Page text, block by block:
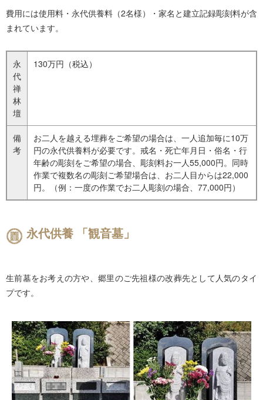
費用には使用料・永代供養料（2名様）・家名と建立記録彫刻料が含
まれています。
永
代
禅
林
壇
130万円 （税込）
備
考
お二人を越える埋葬をご希望の場合は、一人追加毎に10万
円の永代供養料が必要です。 戒名・死亡年月日・俗名・行
年齢の彫刻をご希望の場合、彫刻料お一人55,000円。 同時
作業で複数名の彫刻ご希望場合は、お二人目からは22,000
円。
（例：一度の作業でお二人彫刻の場合、77,000円）
永代供養 「観音墓」
生前墓をお考えの方や、郷里のご先祖様の改葬先として人気のタイ
プです。